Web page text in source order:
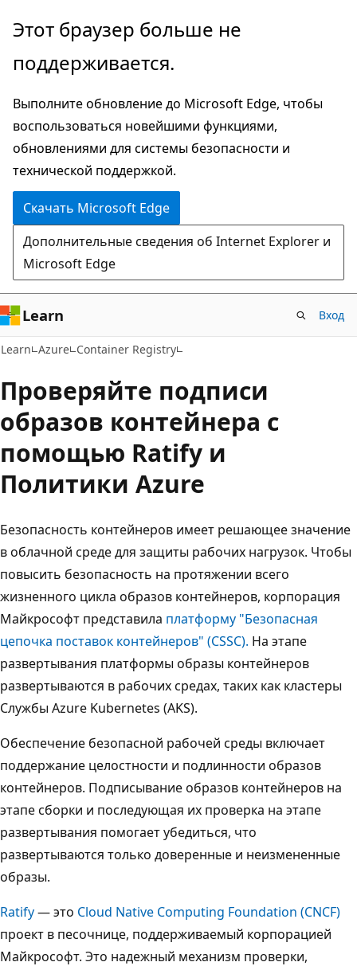
Пропустить
перейти
основному
содержимому
Этот браузер больше не
поддерживается.
Выполните обновление до Microsoft Edge, чтобы
воспользоваться новейшими функциями,
обновлениями для системы безопасности и
технической поддержкой.
Скачать Microsoft Edge
Дополнительные сведения об Internet Explorer и
Microsoft Edge
Learn Вход
Learn Azure Container Registry
Проверяйте подписи
образов контейнера с
помощью Ratify и
Политики Azure
Безопасность контейнеров имеет решающее значение
в облачной среде для защиты рабочих нагрузок. Чтобы
повысить безопасность на протяжении всего
жизненного цикла образов контейнеров, корпорация
Майкрософт представила платформу "Безопасная
цепочка поставок контейнеров" (CSSC). На этапе
развертывания платформы образы контейнеров
развертываются в рабочих средах, таких как кластеры
Службы Azure Kubernetes (AKS).
Обеспечение безопасной рабочей среды включает
поддержание целостности и подлинности образов
контейнеров. Подписывание образов контейнеров на
этапе сборки и последующая их проверка на этапе
развертывания помогает убедиться, что
развертываются только доверенные и неизмененные
образы.
Ratify— это Cloud Native Computing Foundation (CNCF)
проект в песочнице, поддерживаемый корпорацией
Майкрософт. Это надежный механизм проверки,